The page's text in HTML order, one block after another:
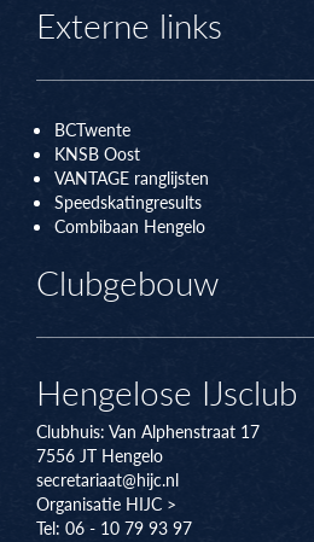
Externe links
BCTwente
KNSB Oost
VANTAGE ranglijsten
Speedskatingresults
Combibaan Hengelo
Clubgebouw
Hengelose IJsclub
Clubhuis: Van Alphenstraat 17
7556 JT Hengelo
secretariaat@hijc.nl
Organisatie HIJC >
Tel: 06 - 10 79 93 97